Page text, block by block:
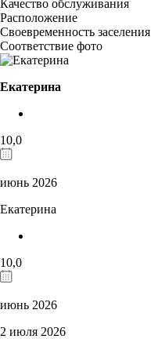
Качество обслуживания
Расположение
Своевременность заселения
Соответствие фото
Екатерина
10,0
июнь 2026
Екатерина
10,0
июнь 2026
2 июля 2026